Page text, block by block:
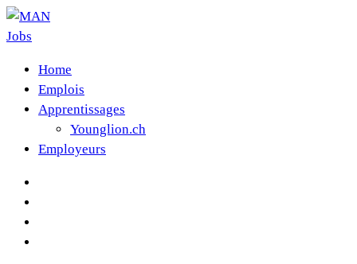
Home
Emplois
Apprentissages
Younglion.ch
Employeurs